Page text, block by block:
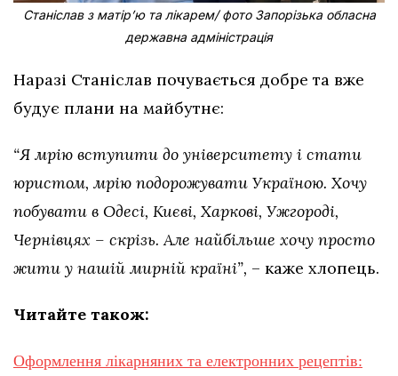
Станіслав з матірʼю та лікарем/ фото Запорізька обласна
державна адміністрація
Наразі Станіслав почувається добре та вже
будує плани на майбутнє:
“Я мрію вступити до університету і стати
юристом, мрію подорожувати Україною. Хочу
побувати в Одесі, Києві, Харкові, Ужгороді,
Чернівцях – скрізь. Але найбільше хочу просто
жити у нашій мирній країні”, – каже хлопець.
Читайте також:
Оформлення лікарняних та електронних рецептів: